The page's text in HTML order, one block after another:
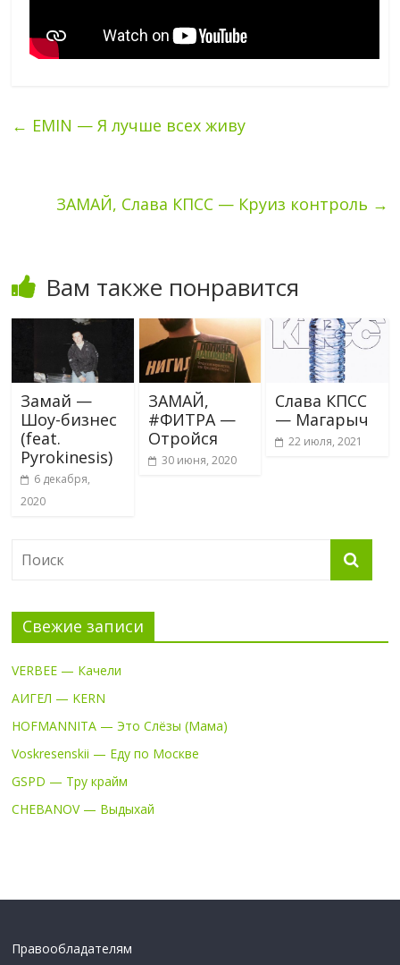
← EMIN — Я лучше всех живу
ЗАМАЙ, Слава КПСС — Круиз контроль →
Вам также понравится
Замай —
Шоу-бизнес
(feat.
Pyrokinesis)
6 декабря,
2020
ЗАМАЙ,
#ФИТРА —
Отройся
30 июня, 2020
Слава КПСС
— Магарыч
22 июля, 2021
Свежие записи
VERBEE — Качели
АИГЕЛ — KERN
HOFMANNITA — Это Слёзы (Мама)
Voskresenskii — Еду по Москве
GSPD — Тру крайм
CHEBANOV — Выдыхай
Правообладателям